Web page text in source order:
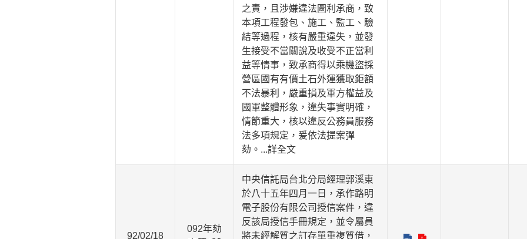
之責，且涉嫌違法圖利承商，致
本項工程發包、施工、監工、驗
結等過程，核有嚴重違失，並發
生接受不當關說及收受不正當利
益等情事，致承商得以乘機盜採
營區國有有價土石外運獲取鉅額
不法暴利，嚴重損及軍方權益及
國軍整體形象，違失事實明確，
情節重大，核以違反公務員服務
法多項規定，爰依法提案彈
劾。 ...詳全文
92/02/18
092年劾
中央信託局台北分局經理郭溪東
於八十五年四月一日，承作路明
電子股份有限公司授信案件，違
反該局授信手冊規定，並令屬員
將未經解質之訂存單重複質借，